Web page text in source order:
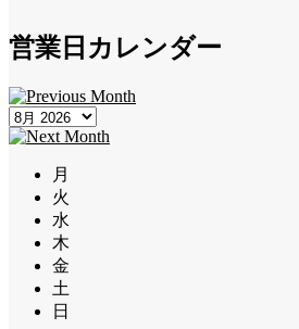
営業日カレンダー
月
火
水
木
金
土
日